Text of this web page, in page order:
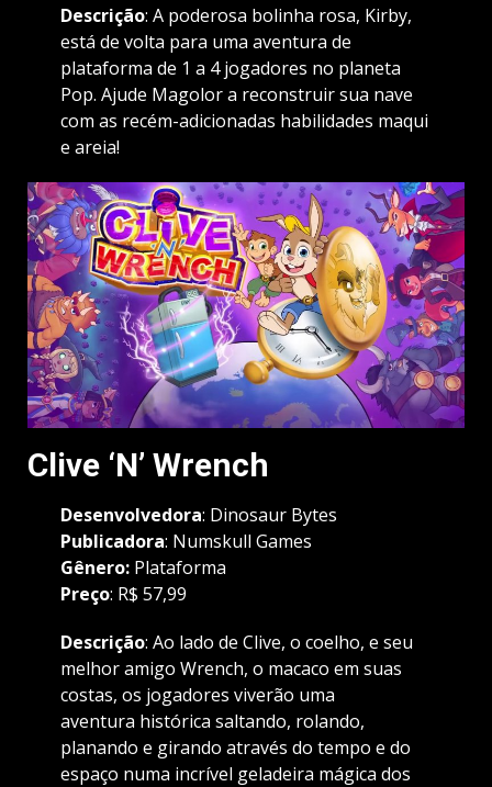
Descrição: A poderosa bolinha rosa, Kirby,
está de volta para uma aventura de
plataforma de 1 a 4 jogadores no planeta
Pop. Ajude Magolor a reconstruir sua nave
com as recém-adicionadas habilidades maqui
e areia!
Clive ‘N’ Wrench
Desenvolvedora: Dinosaur Bytes
Publicadora: Numskull Games
Gênero: Plataforma
Preço: R$ 57,99
Descrição: Ao lado de Clive, o coelho, e seu
melhor amigo Wrench, o macaco em suas
costas, os jogadores viverão uma
aventura histórica saltando, rolando,
planando e girando através do tempo e do
espaço numa incrível geladeira mágica dos